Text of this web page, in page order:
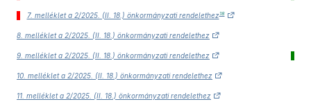
7. melléklet a 2/2025. (II. 18.) önkormányzati rendelethez18
8. melléklet a 2/2025. (II. 18.) önkormányzati rendelethez
9. melléklet a 2/2025. (II. 18.) önkormányzati rendelethez
10. melléklet a 2/2025. (II. 18.) önkormányzati rendelethez
11. melléklet a 2/2025. (II. 18.) önkormányzati rendelethez